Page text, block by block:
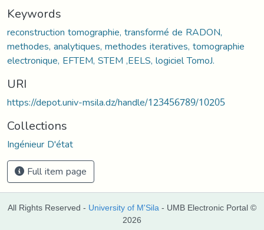
Keywords
reconstruction tomographie, transformé de RADON,
methodes, analytiques, methodes iteratives, tomographie
electronique, EFTEM, STEM ,EELS, logiciel TomoJ.
URI
https://depot.univ-msila.dz/handle/123456789/10205
Collections
Ingénieur D'état
Full item page
All Rights Reserved - University of M'Sila - UMB Electronic Portal ©
2026